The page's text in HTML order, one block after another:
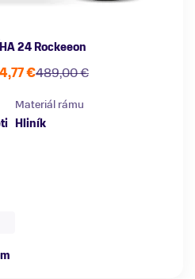
24 Rockeeon
489,00 €
€
Materiál rámu
Hliník